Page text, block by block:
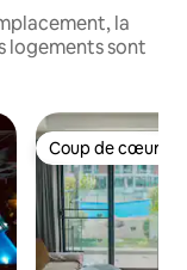
la
logements sont
Coup de cœur
Coup de cœur